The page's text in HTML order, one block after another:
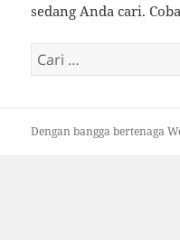
sedang Anda cari.
Cari
untuk:
Dengan bangga bertenaga